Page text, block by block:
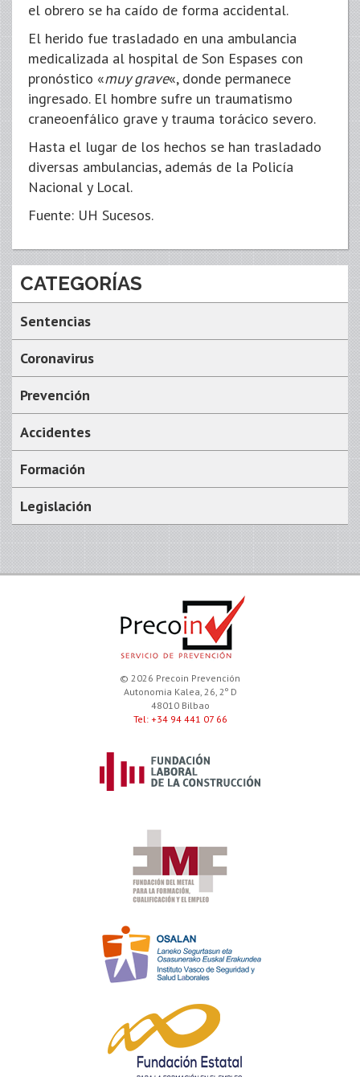
el obrero se ha caído de forma accidental.
El herido fue trasladado en una ambulancia
medicalizada al hospital de Son Espases con
pronóstico «muy grave«, donde permanece
ingresado. El hombre sufre un traumatismo
craneoenfálico grave y trauma torácico severo.
Hasta el lugar de los hechos se han trasladado
diversas ambulancias, además de la Policía
Nacional y Local.
Fuente: UH Sucesos.
CATEGORÍAS
Sentencias
Coronavirus
Prevención
Accidentes
Formación
Legislación
© 2026 Precoin Prevención
Autonomia Kalea, 26, 2º D
48010 Bilbao
Tel: +34 94 441 07 66